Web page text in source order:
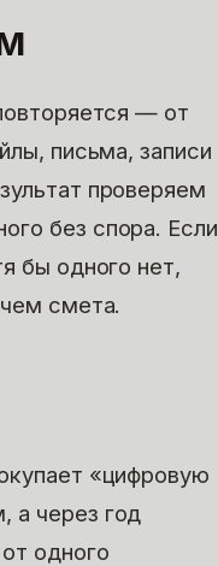
— от
письма, записи
проверяем
без спора. Если
бы одного нет,
смета.
«цифровую
а через год
одного